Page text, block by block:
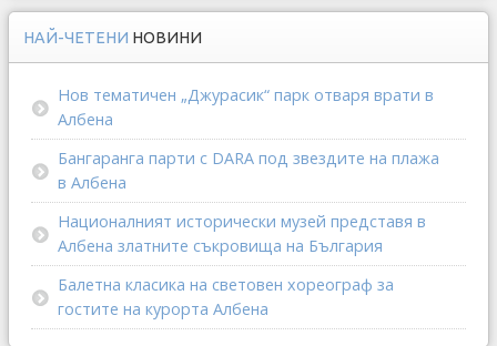
НАЙ-ЧЕТЕНИ НОВИНИ
Нов тематичен „Джурасик“ парк отваря врати в
Албена
Бангаранга парти с DARA под звездите на плажа
в Албена
Националният исторически музей представя в
Албена златните съкровища на България
Балетна класика на световен хореограф за
гостите на курорта Албена